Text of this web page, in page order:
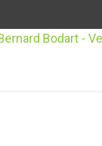
Équipements de